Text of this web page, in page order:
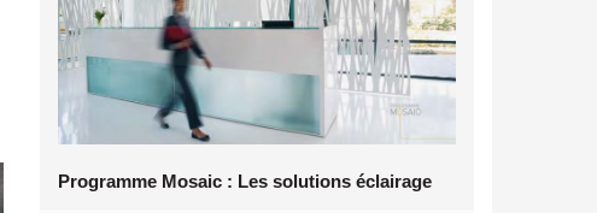
Programme Mosaic : Les solutions éclairage